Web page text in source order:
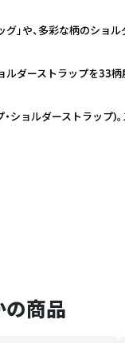
」や、多彩な柄のショ
ダーストラップを33柄
ョルダーストラップ)
の商品